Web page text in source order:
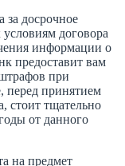
за досрочное
договора
информации о
предоставит вам
при
перед принятием
стоит тщательно
от данного
на предмет